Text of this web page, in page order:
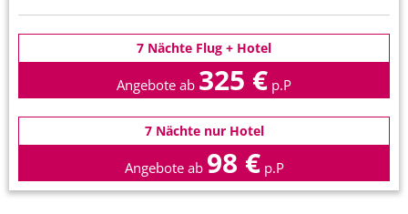
7 Nächte Flug + Hotel
Angebote ab 325 € p.P
7 Nächte nur Hotel
Angebote ab 98 € p.P